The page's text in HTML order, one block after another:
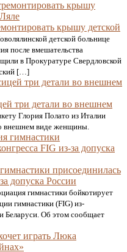
крышу детской
детской больнице
после вмешательства
в Прокуратуре Свердловской
[…]
три детали во внешнем
Глория Полато из Италии
внешнем виде женщины.
присоединилась
допуска России
гимнастики бойкотирует
гимнастики (FIG) из-
Беларуси. Об этом сообщает